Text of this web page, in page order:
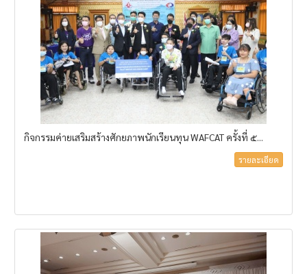
กิจกรรมค่ายเสริมสร้างศักยภาพนักเรียนทุน WAFCAT ครั้งที่ ๕...
รายละเอียด